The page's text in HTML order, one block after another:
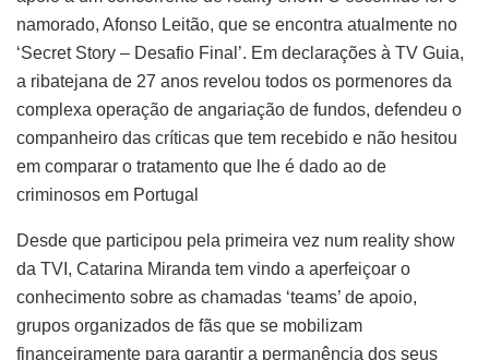
namorado, Afonso Leitão, que se encontra atualmente no
‘Secret Story – Desafio Final’. Em declarações à TV Guia,
a ribatejana de 27 anos revelou todos os pormenores da
complexa operação de angariação de fundos, defendeu o
companheiro das críticas que tem recebido e não hesitou
em comparar o tratamento que lhe é dado ao de
criminosos em Portugal
Desde que participou pela primeira vez num reality show
da TVI, Catarina Miranda tem vindo a aperfeiçoar o
conhecimento sobre as chamadas ‘teams’ de apoio,
grupos organizados de fãs que se mobilizam
financeiramente para garantir a permanência dos seus